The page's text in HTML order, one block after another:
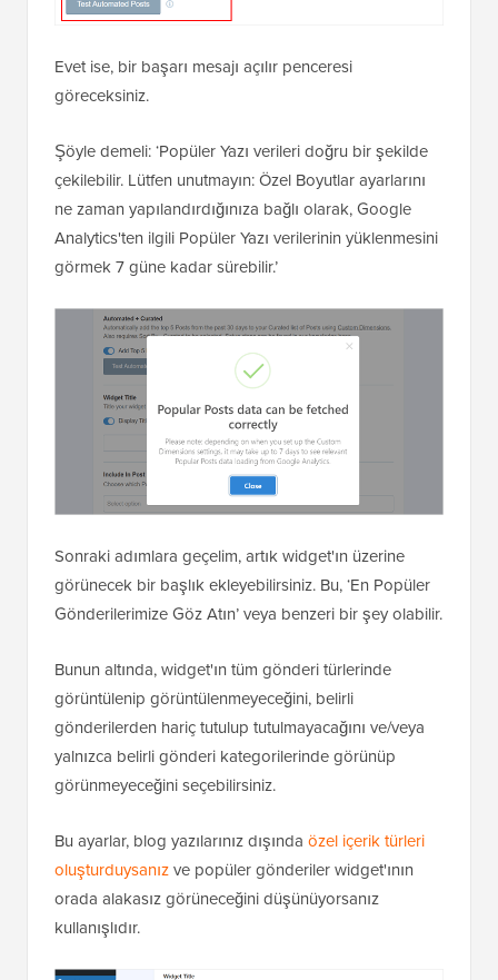
Evet ise, bir başarı mesajı açılır penceresi
göreceksiniz.
Şöyle demeli: ‘Popüler Yazı verileri doğru bir şekilde
çekilebilir. Lütfen unutmayın: Özel Boyutlar ayarlarını
ne zaman yapılandırdığınıza bağlı olarak, Google
Analytics'ten ilgili Popüler Yazı verilerinin yüklenmesini
görmek 7 güne kadar sürebilir.’
Sonraki adımlara geçelim, artık widget'ın üzerine
görünecek bir başlık ekleyebilirsiniz. Bu, ‘En Popüler
Gönderilerimize Göz Atın’ veya benzeri bir şey olabilir.
Bunun altında, widget'ın tüm gönderi türlerinde
görüntülenip görüntülenmeyeceğini, belirli
gönderilerden hariç tutulup tutulmayacağını ve/veya
yalnızca belirli gönderi kategorilerinde görünüp
görünmeyeceğini seçebilirsiniz.
Bu ayarlar, blog yazılarınız dışında özel içerik türleri
oluşturduysanızve popüler gönderiler widget'ının
orada alakasız görüneceğini düşünüyorsanız
kullanışlıdır.